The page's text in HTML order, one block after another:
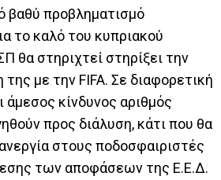
βαθύ προβληματισμό
το καλό του κυπριακού
θα στηριχτεί στηρίξει την
με την FIFA. Σε διαφορετική
κίνδυνος αριθμός
προς διάλυση, κάτι που θα
στους ποδοσφαιριστές
των αποφάσεων της Ε.Ε.Δ.